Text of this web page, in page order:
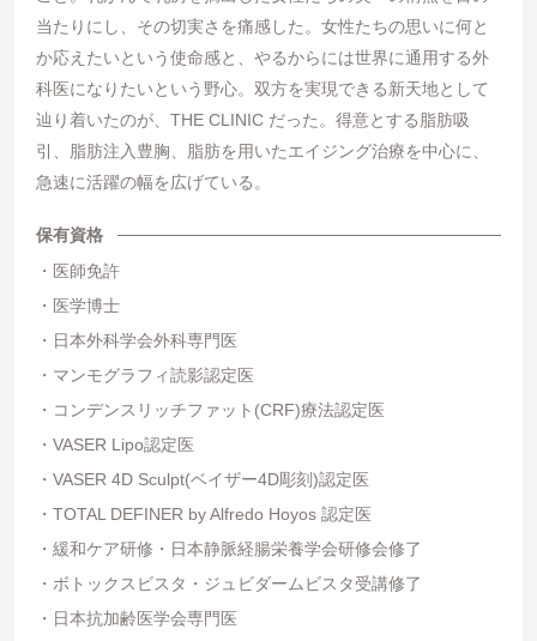
当たりにし、その切実さを痛感した。女性たちの思いに何と
か応えたいという使命感と、やるからには世界に通用する外
科医になりたいという野心。双方を実現できる新天地として
辿り着いたのが、THE CLINIC だった。得意とする脂肪吸
引、脂肪注入豊胸、脂肪を用いたエイジング治療を中心に、
急速に活躍の幅を広げている。
保有資格
医師免許
医学博士
日本外科学会外科専門医
マンモグラフィ読影認定医
コンデンスリッチファット(CRF)療法認定医
VASER Lipo認定医
VASER 4D Sculpt(ベイザー4D彫刻)認定医
TOTAL DEFINER by Alfredo Hoyos 認定医
緩和ケア研修・日本静脈経腸栄養学会研修会修了
ボトックスビスタ・ジュビダームビスタ受講修了
日本抗加齢医学会専門医